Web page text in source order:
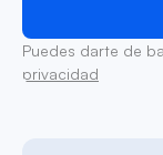
Puedes darte de
privacidad